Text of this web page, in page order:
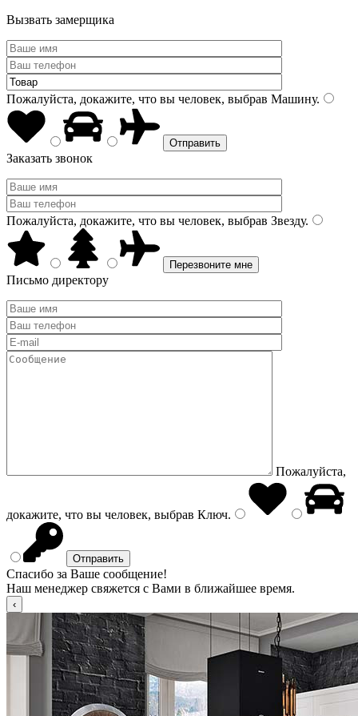
Вызвать замерщика
Пожалуйста, докажите, что вы человек, выбрав Машину.
Заказать звонок
Пожалуйста, докажите, что вы человек, выбрав Звезду.
Письмо директору
Пожалуйста,
докажите, что вы человек, выбрав Ключ.
Спасибо за Ваше сообщение!
Наш менеджер свяжется с Вами в ближайшее время.